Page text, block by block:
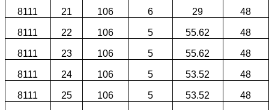
8111 21 106 6 29 48
8111 22 106 5 55.62 48
8111 23 106 5 55.62 48
8111 24 106 5 53.52 48
8111 25 106 5 53.52 48